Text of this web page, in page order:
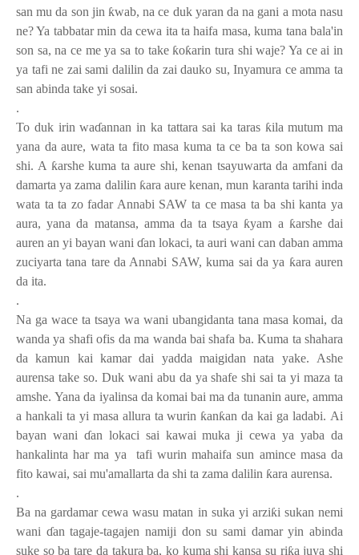
san mu da son jin ƙwab, na ce duk yaran da na gani a mota nasu
ne? Ya tabbatar min da cewa ita ta haifa masa, kuma tana bala'in
son sa, na ce me ya sa to take ƙoƙarin tura shi waje? Ya ce ai in
ya tafi ne zai sami dalilin da zai dauko su, Inyamura ce amma ta
san abinda take yi sosai.
.
To duk irin waɗannan in ka tattara sai ka taras ƙila mutum ma
yana da aure, wata ta fito masa kuma ta ce ba ta son kowa sai
shi. A ƙarshe kuma ta aure shi, kenan tsayuwarta da amfani da
damarta ya zama dalilin ƙara aure kenan, mun karanta tarihi inda
wata ta ta zo fadar Annabi SAW ta ce masa ta ba shi kanta ya
aura, yana da matansa, amma da ta tsaya ƙyam a ƙarshe dai
auren an yi bayan wani ɗan lokaci, ta auri wani can daban amma
zuciyarta tana tare da Annabi SAW, kuma sai da ya ƙara auren
da ita.
.
Na ga wace ta tsaya wa wani ubangidanta tana masa komai, da
wanda ya shafi ofis da ma wanda bai shafa ba.Kuma ta shahara
da kamun kai kamar dai yadda maigidan nata yake. Ashe
aurensa take so. Duk wani abu da ya shafe shi sai ta yi maza ta
amshe.Yana da iyalinsa da komai bai ma da tunanin aure, amma
a hankali ta yi masa allura ta wurin ƙanƙan da kai ga ladabi. Ai
bayan wani ɗan lokaci sai kawai muka ji cewa ya yaba da
hankalinta har ma ya
tafi wurin mahaifa sun amince masa da
fito kawai, sai mu'amallarta da shi ta zama dalilin ƙara aurensa.
.
Ba na gardamar cewa wasu matan in suka yi arziƙi sukan nemi
wani ɗan tagaje-tagajen namiji don su sami damar yin abinda
suke so ba tare da takura ba, ko kuma shi kansa su riƙa juya shi